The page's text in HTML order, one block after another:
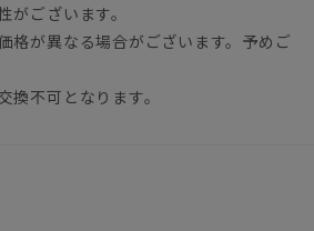
がございます。
格が異なる場合がございます。予めご
不可となります。